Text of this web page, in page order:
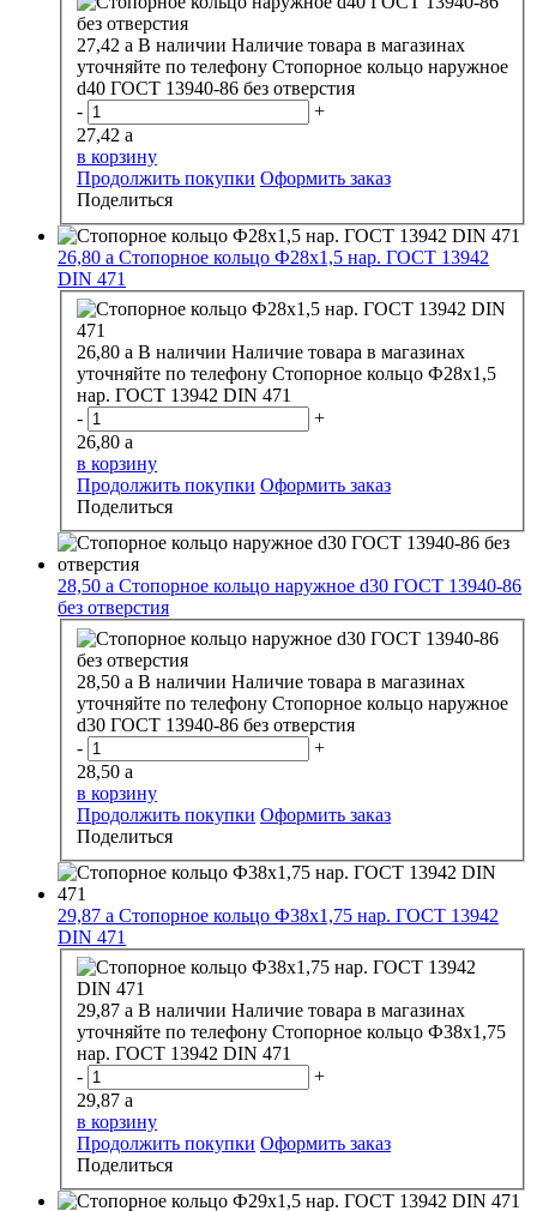
27,42 a В наличии Наличие товара в магазинах
уточняйте по телефону Стопорное кольцо наружное
d40 ГОСТ 13940-86 без отверстия
-
+
27,42 a
в корзину
Продолжить покупки Оформить заказ
Поделиться
26,80 a Стопорное кольцо Ф28х1,5 нар. ГОСТ 13942
DIN 471
26,80 a В наличии Наличие товара в магазинах
уточняйте по телефону Стопорное кольцо Ф28х1,5
нар. ГОСТ 13942 DIN 471
-
+
26,80 a
в корзину
Продолжить покупки Оформить заказ
Поделиться
28,50 a Стопорное кольцо наружное d30 ГОСТ 13940-86
без отверстия
28,50 a В наличии Наличие товара в магазинах
уточняйте по телефону Стопорное кольцо наружное
d30 ГОСТ 13940-86 без отверстия
-
+
28,50 a
в корзину
Продолжить покупки Оформить заказ
Поделиться
29,87 a Стопорное кольцо Ф38х1,75 нар. ГОСТ 13942
DIN 471
29,87 a В наличии Наличие товара в магазинах
уточняйте по телефону Стопорное кольцо Ф38х1,75
нар. ГОСТ 13942 DIN 471
-
+
29,87 a
в корзину
Продолжить покупки Оформить заказ
Поделиться